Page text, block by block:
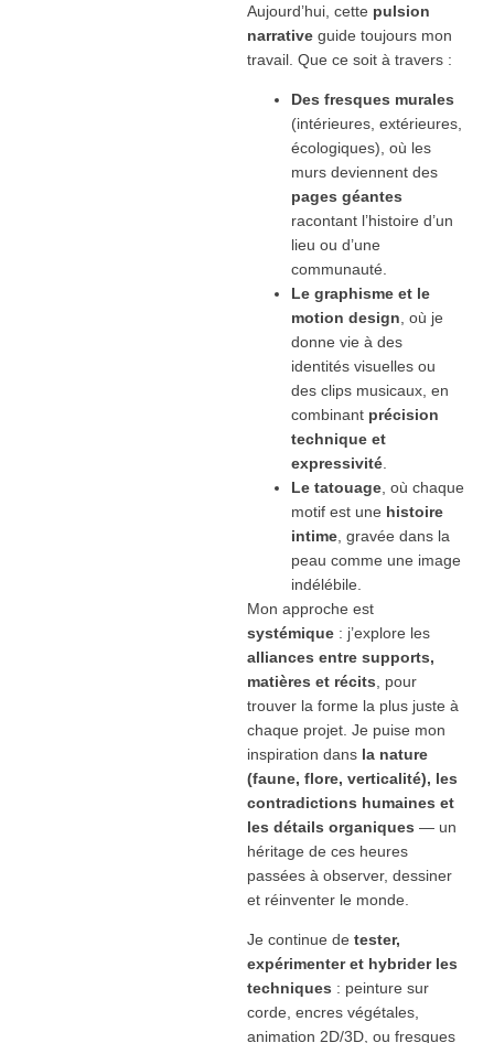
Aujourd’hui, cette pulsion
narrative guide toujours mon
travail. Que ce soit à travers :
Des fresques murales
(intérieures, extérieures,
écologiques), où les
murs deviennent des
pages géantes
racontant l’histoire d’un
lieu ou d’une
communauté.
Le graphisme et le
motion design , où je
donne vie à des
identités visuelles ou
des clips musicaux, en
combinant précision
technique et
expressivité
Le tatouage , où chaque
motif est une histoire
intime , gravée dans la
peau comme une image
indélébile.
Mon approche est
systémique : j’explore les
alliances entre supports,
matières et récits , pour
trouver la forme la plus juste à
chaque projet. Je puise mon
inspiration dans la nature
(faune, flore, verticalité), les
contradictions humaines et
les détails organiques — un
héritage de ces heures
passées à observer, dessiner
et réinventer le monde.
Je continue de tester,
expérimenter et hybrider les
techniques : peinture sur
corde, encres végétales,
animation 2D/3D, ou fresques